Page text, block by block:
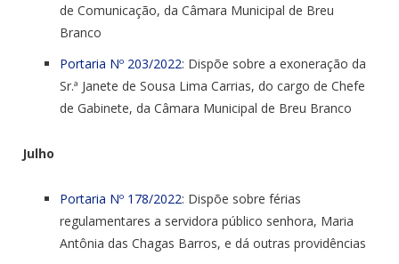
de Comunicação, da Câmara Municipal de Breu
Branco
Portaria Nº 203/2022: Dispõe sobre a exoneração da
Sr.ª Janete de Sousa Lima Carrias, do cargo de Chefe
de Gabinete, da Câmara Municipal de Breu Branco
Julho
Portaria Nº 178/2022: Dispõe sobre férias
regulamentares a servidora público senhora, Maria
Antônia das Chagas Barros, e dá outras providências